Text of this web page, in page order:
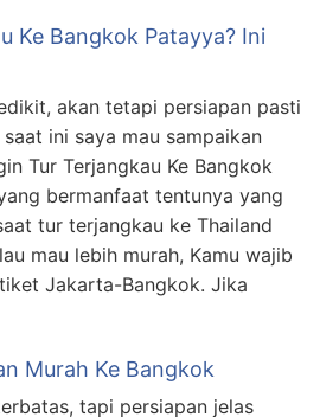
Ke Bangkok Patayya? Ini
akan tetapi persiapan pasti
ini saya mau sampaikan
Tur Terjangkau Ke Bangkok
bermanfaat tentunya yang
tur terjangkau ke Thailand
mau lebih murah, Kamu wajib
Jakarta-Bangkok. Jika
Murah Ke Bangkok
tapi persiapan jelas